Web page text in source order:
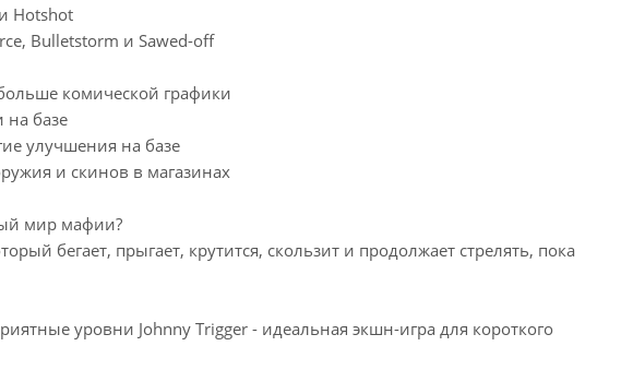
Hotshot
Bulletstorm и Sawed-off
комической графики
на базе
улучшения на базе
и скинов в магазинах
мир мафии?
бегает, прыгает, крутится, скользит и продолжает стрелять, пока
уровни Johnny Trigger - идеальная экшн-игра для короткого